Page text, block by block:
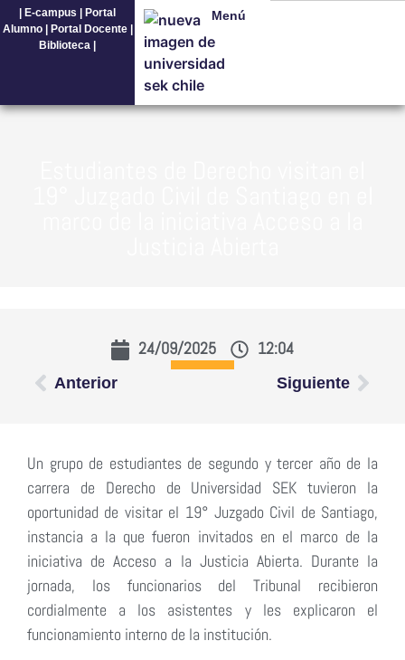
E-campus
Portal
Alumno| Portal Docente|
Biblioteca
Menú
24/09/2025 12:04
Anterior Siguiente
Un grupo de estudiantes de segundo y tercer año de la
carrera de Derecho de Universidad SEK tuvieron la
oportunidad de visitar el 19° Juzgado Civil de Santiago,
instancia a la que fueron invitados en el marco de la
iniciativa de Acceso a la Justicia Abierta. Durante la
jornada, los funcionarios del Tribunal recibieron
cordialmente a los asistentes y les explicaron el
funcionamiento interno de la institución.